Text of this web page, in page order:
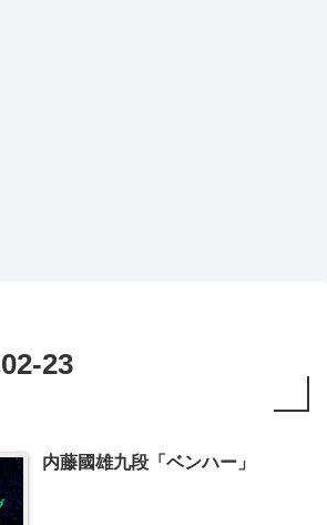
23
内藤國雄九段「ベンハー」